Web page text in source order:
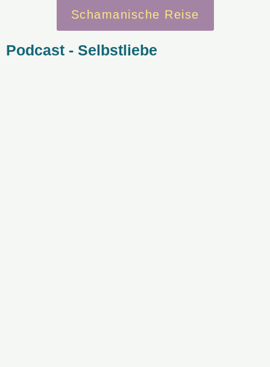
Schamanische Reise
Podcast - Selbstliebe